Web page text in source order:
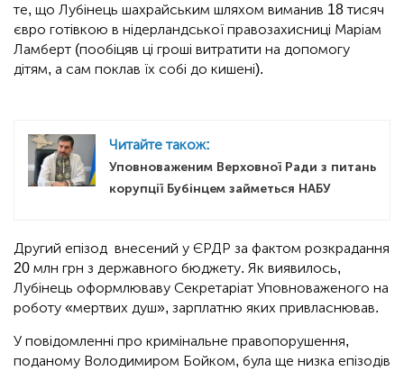
те, що Лубінець шахрайським шляхом виманив 18 тисяч
євро готівкою в нідерландської правозахисниці Маріам
Ламберт (пообіцяв ці гроші витратити на допомогу
дітям, а сам поклав їх собі до кишені).
Читайте також:
Уповноваженим Верховної Ради з питань
корупції Бубінцем займеться НАБУ
Другий епізод внесений у ЄРДР за фактом розкрадання
20 млн грн з державного бюджету. Як виявилось,
Лубінець оформлюваву Секретаріат Уповноваженого на
роботу «мертвих душ», зарплатню яких привласнював.
У повідомленні про кримінальне правопорушення,
поданому Володимиром Бойком, була ще низка епізодів